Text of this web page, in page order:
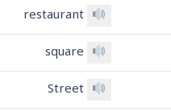
restaurant
square
Street